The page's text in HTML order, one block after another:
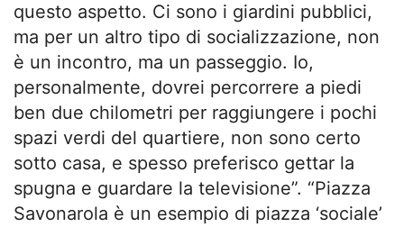
questo aspetto. Ci sono i giardini pubblici,
ma per un altro tipo di socializzazione, non
è un incontro, ma un passeggio. Io,
personalmente, dovrei percorrere a piedi
ben due chilometri per raggiungere i pochi
spazi verdi del quartiere, non sono certo
sotto casa, e spesso preferisco gettar la
spugna e guardare la televisione”. “Piazza
Savonarola è un esempio di piazza ‘sociale’